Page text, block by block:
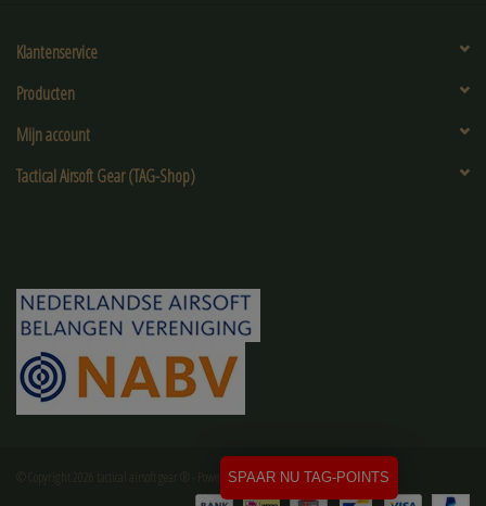
Klantenservice
Producten
Mijn account
Tactical Airsoft Gear (TAG-Shop)
© Copyright 2026 tactical airsoft gear ® - Powered byLightspeed
SPAAR NU TAG-POINTS